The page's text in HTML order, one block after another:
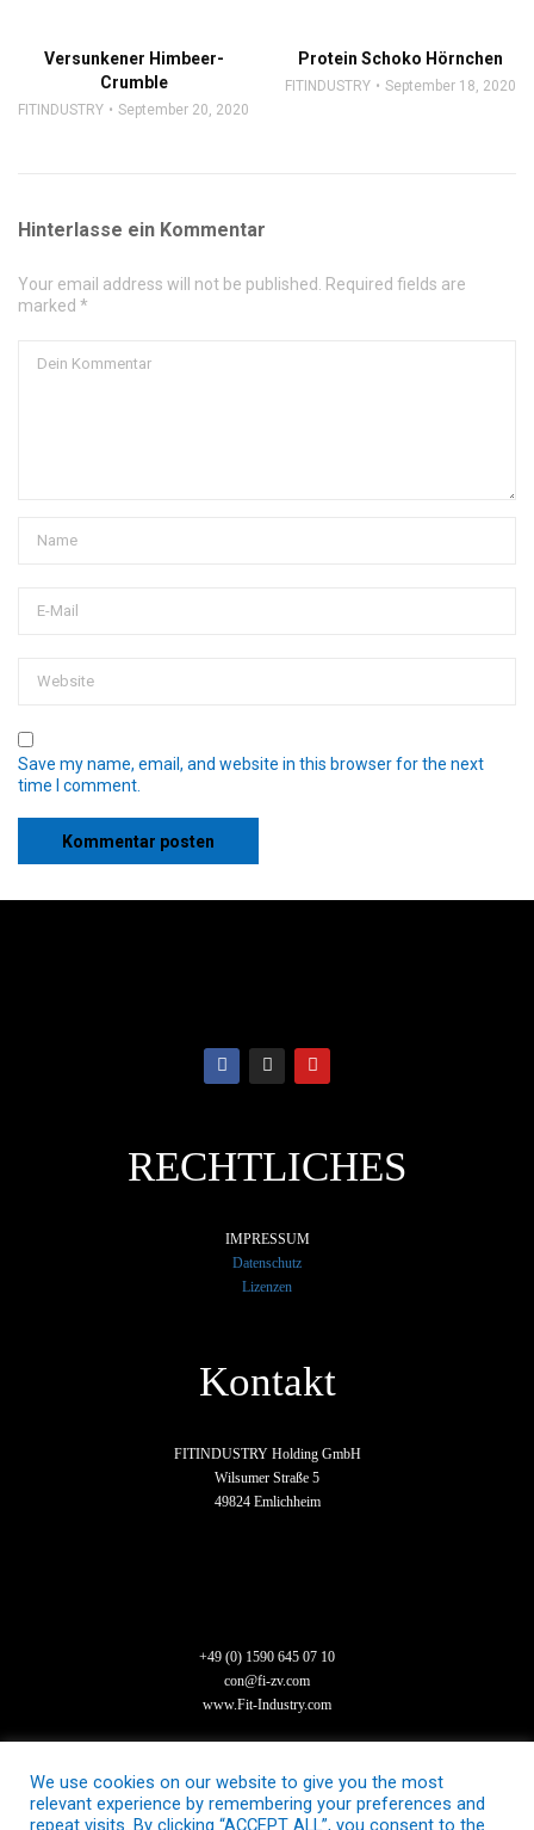
Versunkener Himbeer-
Crumble
FITINDUSTRY September 20, 2020
Protein Schoko Hörnchen
FITINDUSTRY September 18, 2020
Hinterlasse ein Kommentar
Your email address will not be published. Required fields are
marked *
Save my name, email, and website in this browser for the next
time I comment.
RECHTLICHES
IMPRESSUM
Datenschutz
Lizenzen
Kontakt
FITINDUSTRY Holding GmbH
Wilsumer Straße 5
49824 Emlichheim
+49 (0) 1590 645 07 10
con@fi-zv.com
www.Fit-Industry.com
We use cookies on our website to give you the most
relevant experience by remembering your preferences and
repeat visits. By clicking “ACCEPT ALL”, you consent to the